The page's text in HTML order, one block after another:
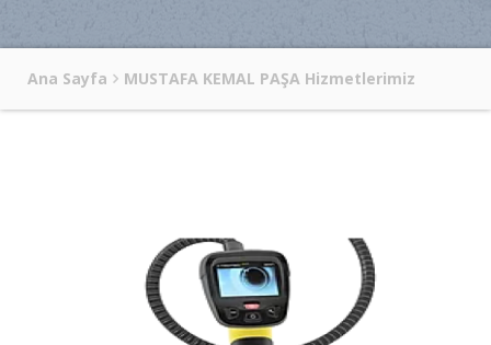
Ana Sayfa MUSTAFA KEMAL PAŞA Hizmetlerimiz